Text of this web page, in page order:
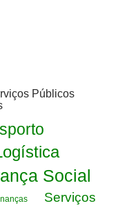
Públicos
Social
Serviços